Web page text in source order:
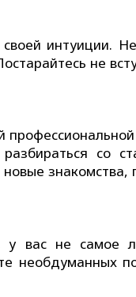
интуиции.
не
со
знакомства,
у вас не самое
необдуманных